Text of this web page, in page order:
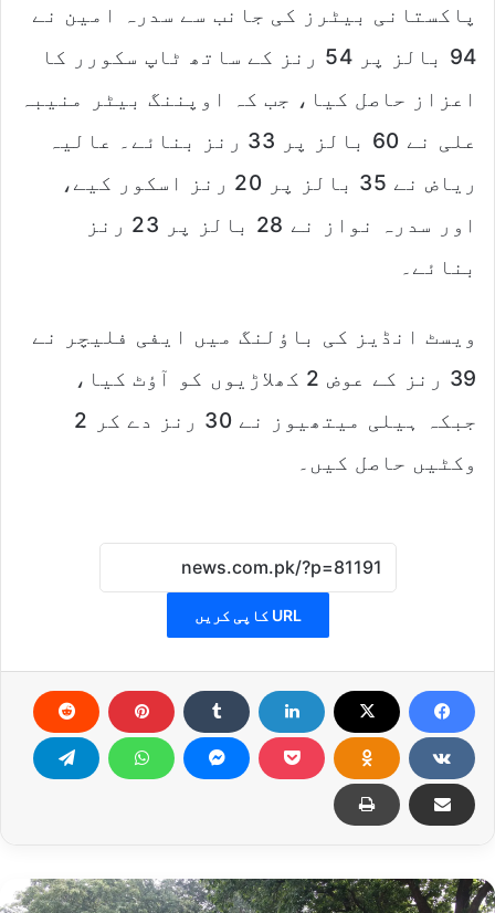
پاکستانی بیٹرز کی جانب سے سدرہ امین نے
94 بالز پر 54 رنز کے ساتھ ٹاپ سکورر کا
اعزاز حاصل کیا، جب کہ اوپننگ بیٹر منیبہ
علی نے 60 بالز پر 33 رنز بنائے۔ عالیہ
ریاض نے 35 بالز پر 20 رنز اسکور کیے،
اور سدرہ نواز نے 28 بالز پر 23 رنز
بنائے۔
ویسٹ انڈیز کی باؤلنگ میں ایفی فلیچر نے
39 رنز کے عوض 2 کھلاڑیوں کو آؤٹ کیا،
جبکہ ہیلی میتھیوز نے 30 رنز دے کر 2
وکٹیں حاصل کیں۔
URL کاپی کریں